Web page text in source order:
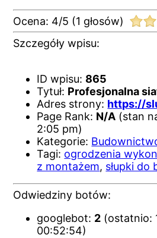
Ocena: 4/5 (1 głosów)
Szczegóły wpisu:
ID wpisu: 865
Tytuł: Profesjonalna
Adres strony: https://
Page Rank: N/A (stan
2:05 pm)
Kategorie:
Tagi: ogrodzenia
z montażem, słupki do
Odwiedziny botów:
googlebot: 2 (ostatnio:
00:52:54)